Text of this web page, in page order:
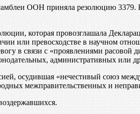
ООН приняла резолюцию
которая провозглашала
или превосходстве в научном
в связи с «проявлениями
административных или
осудившая «нечестивый союз
межправительственных и